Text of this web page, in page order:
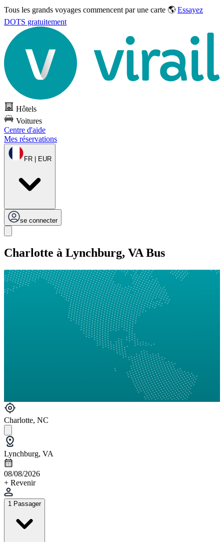
Tous les grands voyages commencent par une carte 🌎 Essayez
DOTS gratuitement
Hôtels
Voitures
Centre d'aide
Mes réservations
FR | EUR
se connecter
Charlotte à Lynchburg, VA Bus
Charlotte, NC
Lynchburg, VA
08/08/2026
+ Revenir
1 Passager